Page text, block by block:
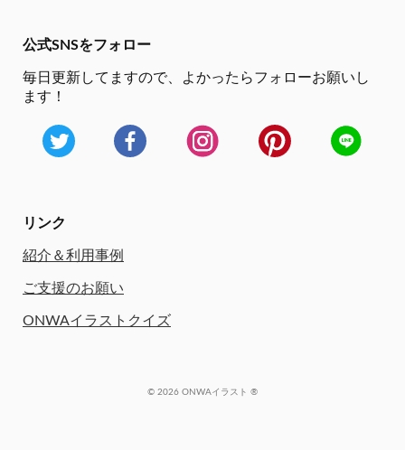
公式SNSをフォロー
毎日更新してますので、
よかったらフォローお願いし
ます！
リンク
紹介＆利用事例
ご支援のお願い
ONWAイラストクイズ
© 2026 ONWAイラスト ®